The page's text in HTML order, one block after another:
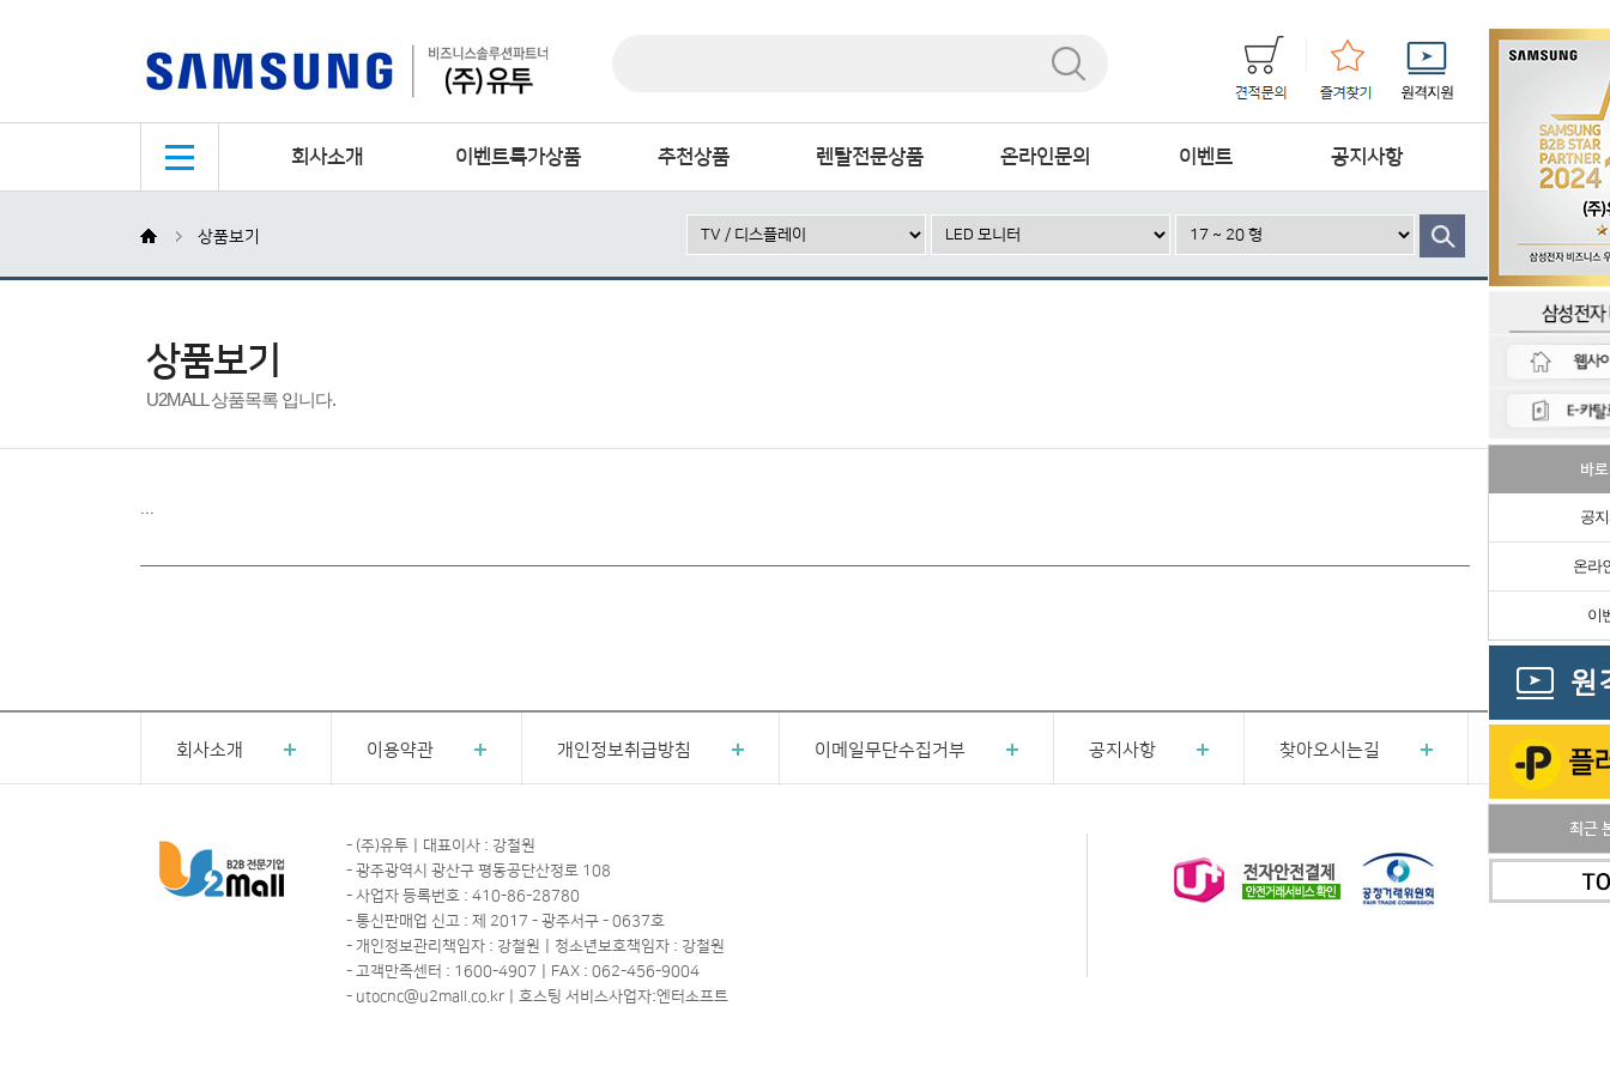
회사소개 이벤트특가상품 추천상품 렌탈전문상품 온라인문의 이벤트 공지사항
바
공
온라
이
최근
상품보기
상품보기
U2MALL 상품목록 입니다.
회사소개 이용약관 개인정보취급방침 이메일무단수집거부 공지사항 찾아오시는길
- (주)유투ㅣ대표이사 : 강철원
- 광주광역시 광산구 평동공단산정로 108
- 사업자 등록번호 : 410-86-28780
- 통신판매업 신고 : 제 2017 - 광주서구 - 0637호
- 개인정보관리책임자 : 강철원ㅣ청소년보호책임자 : 강철원
- 고객만족센터 : 1600-4907ㅣFAX : 062-456-9004
- utocnc@u2mall.co.krㅣ호스팅 서비스사업자:엔터소프트